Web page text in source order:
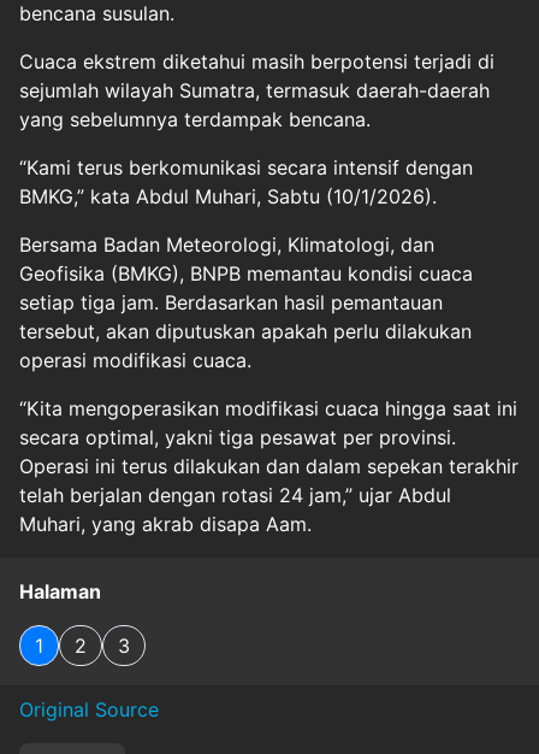
bencana susulan.
Cuaca ekstrem diketahui masih berpotensi terjadi di
sejumlah wilayah Sumatra, termasuk daerah-daerah
yang sebelumnya terdampak bencana.
“Kami terus berkomunikasi secara intensif dengan
BMKG,” kata Abdul Muhari, Sabtu (10/1/2026).
Bersama Badan Meteorologi, Klimatologi, dan
Geofisika (BMKG), BNPB memantau kondisi cuaca
setiap tiga jam. Berdasarkan hasil pemantauan
tersebut, akan diputuskan apakah perlu dilakukan
operasi modifikasi cuaca.
“Kita mengoperasikan modifikasi cuaca hingga saat ini
secara optimal, yakni tiga pesawat per provinsi.
Operasi ini terus dilakukan dan dalam sepekan terakhir
telah berjalan dengan rotasi 24 jam,” ujar Abdul
Muhari, yang akrab disapa Aam.
Halaman
1 2 3
Original Source